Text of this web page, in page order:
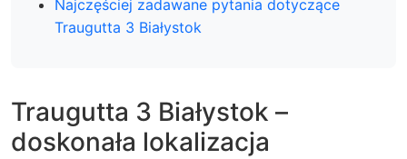
Najczęściej zadawane pytania dotyczące
Traugutta 3 Białystok
Traugutta 3 Białystok –
doskonała lokalizacja